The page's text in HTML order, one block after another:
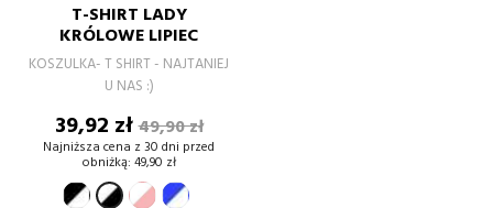
T-SHIRT LADY
KRÓLOWE LIPIEC
KOSZULKA- T SHIRT - NAJTANIEJ
U NAS :)
Cena
39,92 złCena
podstawowa
49,90 zł
Najniższa cena z 30 dni przed
obniżką: 49,90 zł
czarno-biały-biały-niebieski-